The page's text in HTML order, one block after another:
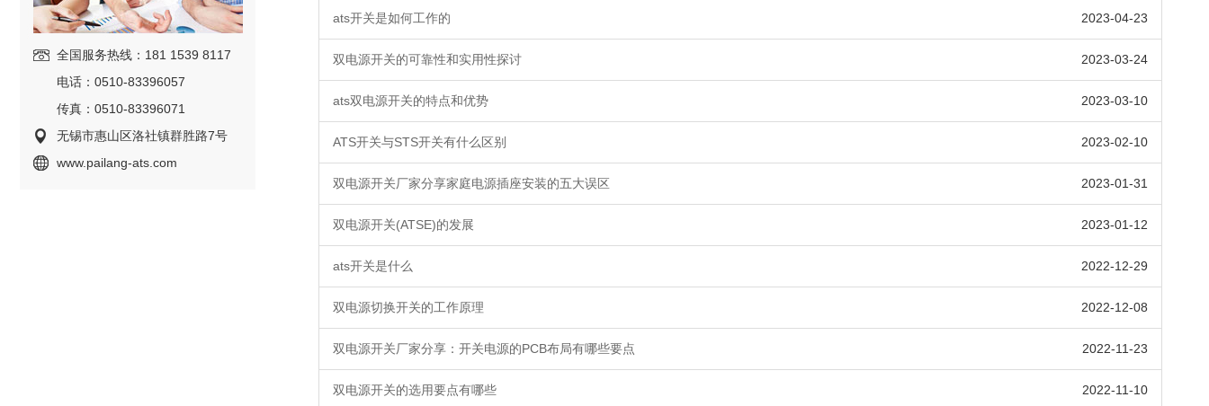
全国服务热线：181 1539 8117
电话：0510-83396057
传真：0510-83396071
无锡市惠山区洛社镇群胜路7号
www.pailang-ats.com
2023-04-23
ats开关是如何工作的
2023-03-24
双电源开关的可靠性和实用性探讨
2023-03-10
ats双电源开关的特点和优势
2023-02-10
ATS开关与STS开关有什么区别
2023-01-31
双电源开关厂家分享家庭电源插座安装的五大误区
2023-01-12
双电源开关(ATSE)的发展
2022-12-29
ats开关是什么
2022-12-08
双电源切换开关的工作原理
2022-11-23
双电源开关厂家分享：开关电源的PCB布局有哪些要点
2022-11-10
双电源开关的选用要点有哪些